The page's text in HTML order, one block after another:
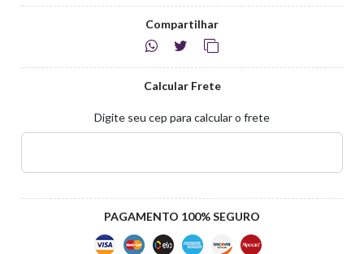
Compartilhar
Calcular Frete
Digite seu cep para calcular o frete
PAGAMENTO 100% SEGURO